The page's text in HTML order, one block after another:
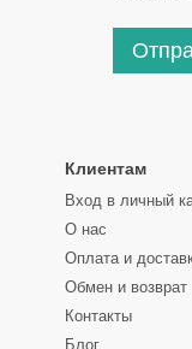
Клиентам
Вход в личный
О нас
Оплата и
Обмен и возврат
Контакты
Блог